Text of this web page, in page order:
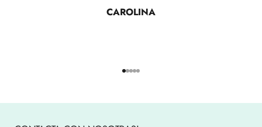
CAROLINA
Ir al artículo 1
Ir al artículo 2
Ir al artículo 3
Ir al artículo 4
Ir al artículo 5